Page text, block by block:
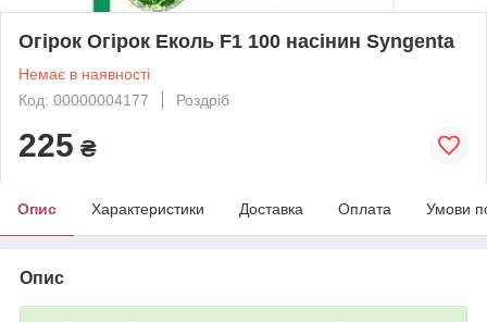
Огірок Огірок Еколь F1 100 насінин Syngenta
Немає в наявності
Код: 00000004177
Роздріб
225 ₴
Опис Характеристики Доставка Оплата Умови
Опис